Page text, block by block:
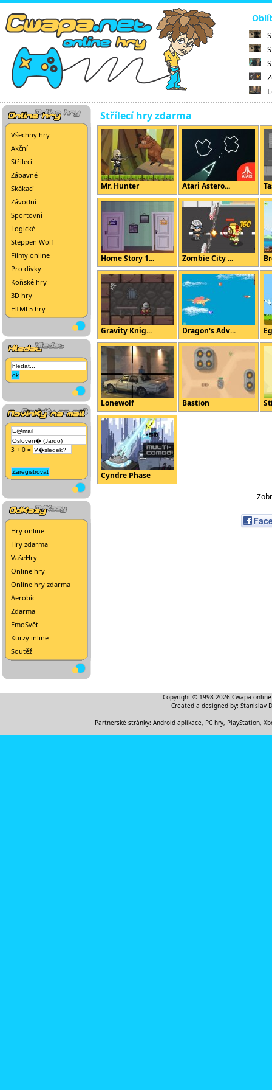
Všechny hry
Akční
Střílecí
Zábavné
Skákací
Závodní
Sportovní
Logické
Steppen Wolf
Filmy online
Pro dívky
Koňské hry
3D hry
HTML5 hry
3 + 0 =
Hry online
Hry zdarma
VašeHry
Online hry
Online hry zdarma
Aerobic
Zdarma
EmoSvět
Kurzy inline
Soutěž
Střílecí hry zdarma
Mr. Hunter Atari Astero...
Home Story 1... Zombie City ...
Gravity Knig... Dragon's Adv...
Lonewolf Bastion
Cyndre Phase
Copyright © 1998-2026 Cwapa
Created a designed by: Stanislav
Partnerské stránky: Android aplikace, PC hry, PlayStation,